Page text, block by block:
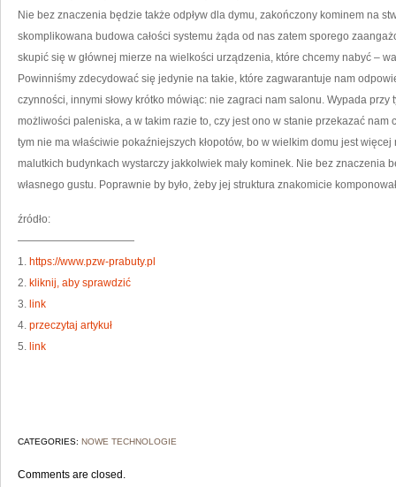
Nie bez znaczenia będzie także odpływ dla dymu, zakończony kominem na
skomplikowana budowa całości systemu żąda od nas zatem sporego
skupić się w głównej mierze na wielkości urządzenia, które chcemy nabyć –
Powinniśmy zdecydować się jedynie na takie, które zagwarantuje nam
czynności, innymi słowy krótko mówiąc: nie zagraci nam salonu. Wypada
możliwości paleniska, a w takim razie to, czy jest ono w stanie przekazać nam
tym nie ma właściwie pokaźniejszych kłopotów, bo w wielkim domu jest
malutkich budynkach wystarczy jakkolwiek mały kominek. Nie bez znaczenia
własnego gustu. Poprawnie by było, żeby jej struktura znakomicie
źródło:
———————————
1. https://www.pzw-prabuty.pl
2. kliknij, aby sprawdzić
3. link
4. przeczytaj artykuł
5. link
CATEGORIES: NOWE TECHNOLOGIE
Comments are closed.